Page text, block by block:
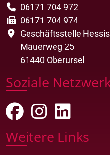
06171 704 972
06171 704 974
Geschäftsstelle
Mauerweg 25
61440 Oberursel
Soziale
Weitere Links